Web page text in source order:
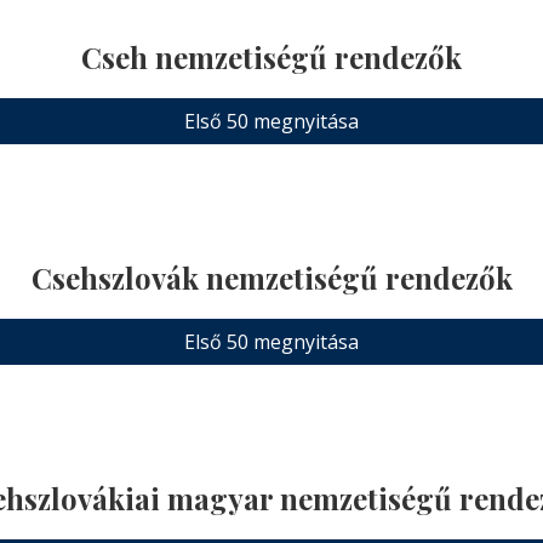
Cseh nemzetiségű rendezők
Első 50 megnyitása
Csehszlovák nemzetiségű rendezők
Első 50 megnyitása
magyar nemzetiségű